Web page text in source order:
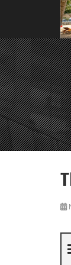
content